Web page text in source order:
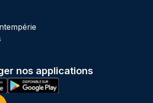
nos applications